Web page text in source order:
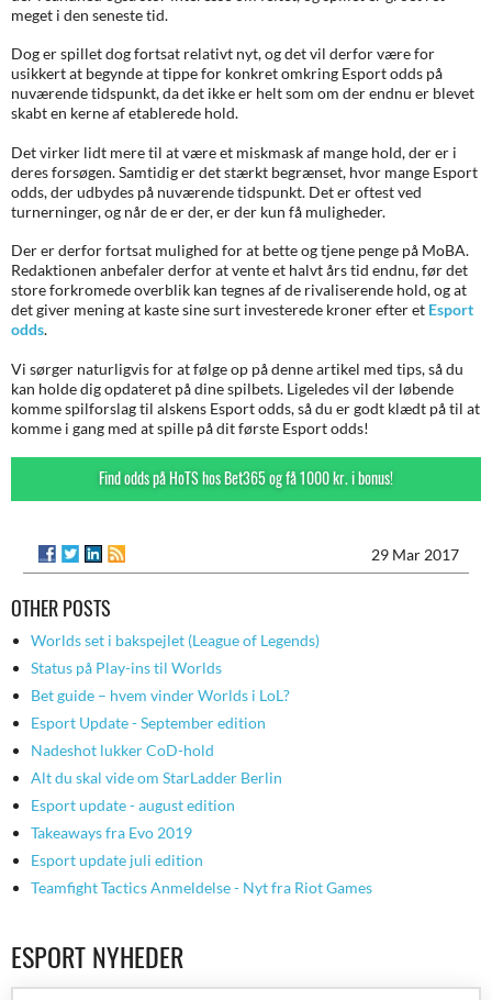
meget i den seneste tid.
Dog er spillet dog fortsat relativt nyt, og det vil derfor være for
usikkert at begynde at tippe for konkret omkring Esport odds på
nuværende tidspunkt, da det ikke er helt som om der endnu er blevet
skabt en kerne af etablerede hold.
Det virker lidt mere til at være et miskmask af mange hold, der er i
deres forsøgen. Samtidig er det stærkt begrænset, hvor mange Esport
odds, der udbydes på nuværende tidspunkt. Det er oftest ved
turnerninger, og når de er der, er der kun få muligheder.
Der er derfor fortsat mulighed for at bette og tjene penge på MoBA.
Redaktionen anbefaler derfor at vente et halvt års tid endnu, før det
store forkromede overblik kan tegnes af de rivaliserende hold, og at
det giver mening at kaste sine surt investerede kroner efter et Esport
odds.
Vi sørger naturligvis for at følge op på denne artikel med tips, så du
kan holde dig opdateret på dine spilbets. Ligeledes vil der løbende
komme spilforslag til alskens Esport odds, så du er godt klædt på til at
komme i gang med at spille på dit første Esport odds!
Find odds på HoTS hos Bet365 og få 1000 kr. i bonus!
29 Mar 2017
OTHER POSTS
Worlds set i bakspejlet (League of Legends)
Status på Play-ins til Worlds
Bet guide – hvem vinder Worlds i LoL?
Esport Update - September edition
Nadeshot lukker CoD-hold
Alt du skal vide om StarLadder Berlin
Esport update - august edition
Takeaways fra Evo 2019
Esport update juli edition
Teamfight Tactics Anmeldelse - Nyt fra Riot Games
ESPORT NYHEDER